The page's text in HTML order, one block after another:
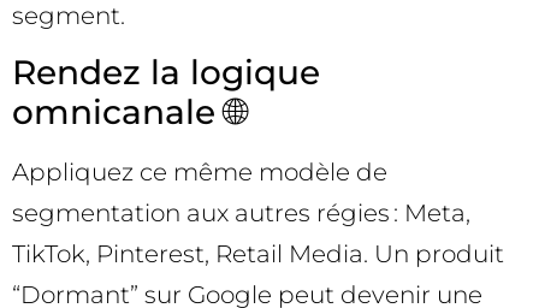
segment.
Rendez la logique
omnicanale 🌐
Appliquez ce même modèle de
segmentation aux autres régies : Meta,
TikTok, Pinterest, Retail Media. Un produit
“Dormant” sur Google peut devenir une